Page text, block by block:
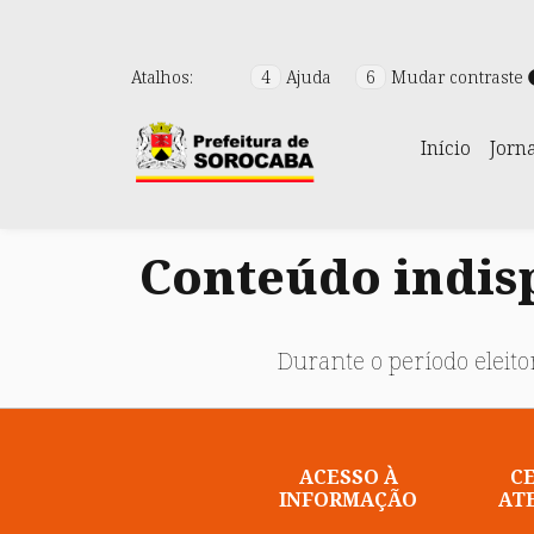
Atalhos: 4 Ajuda 6 Mudar contraste
Início
Conteúdo
Durante o período
ACESSO À
INFORMAÇÃO